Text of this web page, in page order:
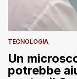
TECNOLOGIA
Un
potrebbe